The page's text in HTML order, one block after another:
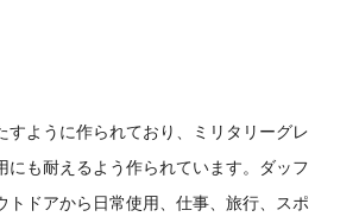
ように作られており、ミリタリーグレ
も耐えるよう作られています。ダッフ
ドアから日常使用、仕事、旅行、スポ